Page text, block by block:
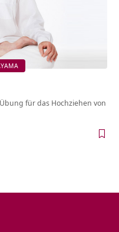
für das Hochziehen von